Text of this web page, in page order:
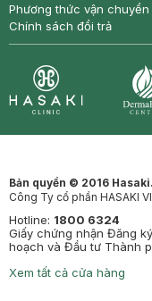
Phương thức vận chuyển
Chính sách đổi trả
Bản quyền © 2016
Công Ty cổ phần HASAKI
Hotline: 1800 6324
Giấy chứng nhận Đăng
hoạch và Đầu tư Thành
Xem tất cả cửa hàng